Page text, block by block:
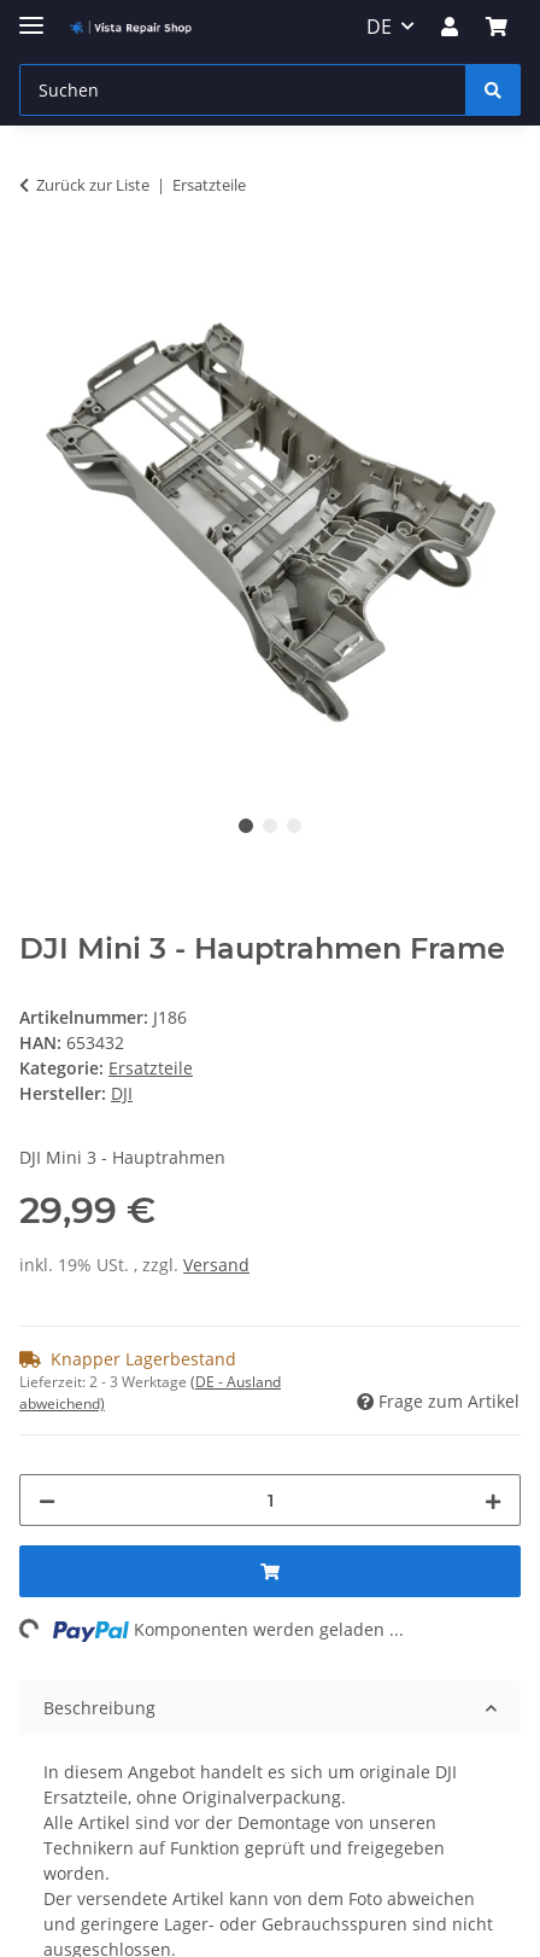
DE
Zurück zur Liste Ersatzteile
DJI Mini 3 - Hauptrahmen Frame
Artikelnummer: J186
HAN: 653432
Kategorie: Ersatzteile
Hersteller: DJI
DJI Mini 3 - Hauptrahmen
29,99 €
inkl. 19% USt. , zzgl. Versand
Knapper Lagerbestand
Lieferzeit:2 - 3 Werktage (DE - Ausland
abweichend)
Frage zum Artikel
Komponenten werden geladen ...
Beschreibung
In diesem Angebot handelt es sich um originale DJI
Ersatzteile, ohne Originalverpackung.
Alle Artikel sind vor der Demontage von unseren
Technikern auf Funktion geprüft und freigegeben
worden.
Der versendete Artikel kann von dem Foto abweichen
und geringere Lager- oder Gebrauchsspuren sind nicht
ausgeschlossen.